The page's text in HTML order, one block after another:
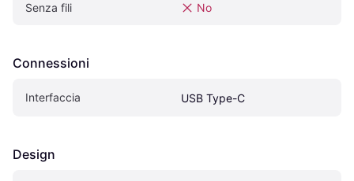
Senza fili No
Connessioni
Interfaccia USB Type-C
Design